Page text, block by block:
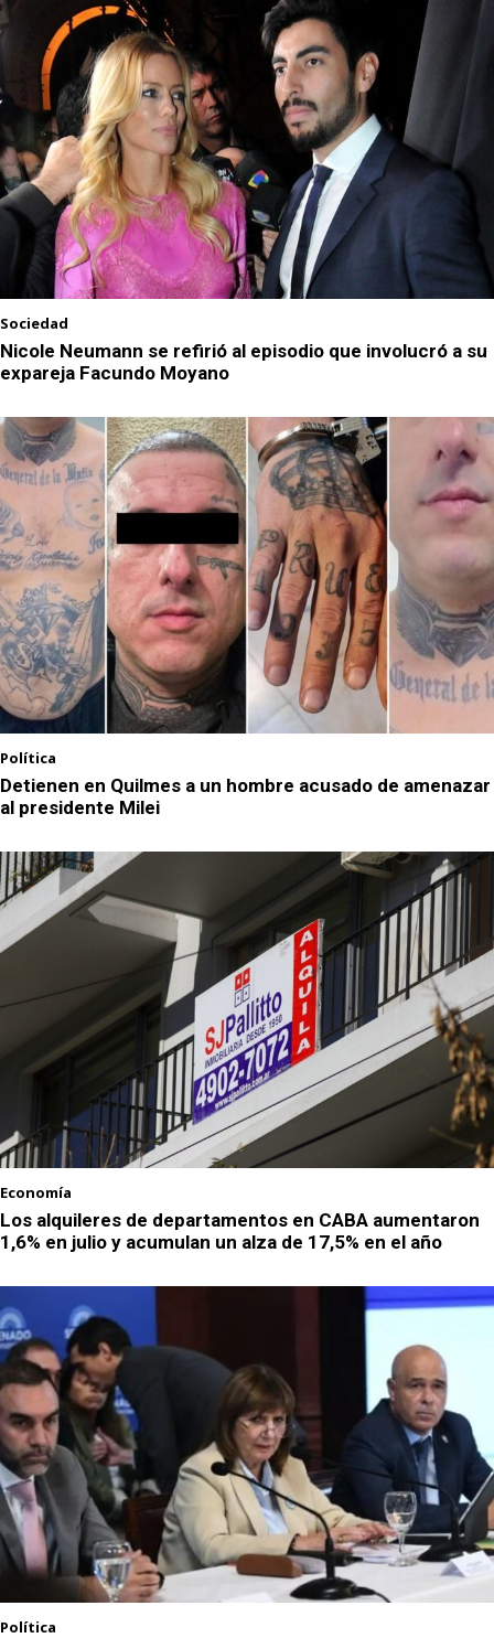
Sociedad
Nicole Neumann se refirió al episodio que involucró a su
expareja Facundo Moyano
Política
Detienen en Quilmes a un hombre acusado de amenazar
al presidente Milei
Economía
Los alquileres de departamentos en CABA aumentaron
1,6% en julio y acumulan un alza de 17,5% en el año
Política